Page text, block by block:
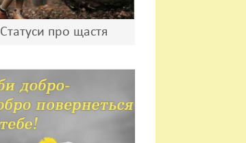
Статуси про щастя